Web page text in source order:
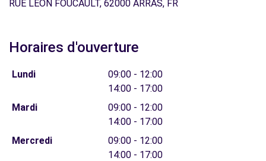
RUE LEON FOUCAULT, 62000 ARRAS, FR
Horaires d'ouverture
Lundi
09:00 - 12:00
14:00 - 17:00
Mardi
09:00 - 12:00
14:00 - 17:00
Mercredi
09:00 - 12:00
14:00 - 17:00